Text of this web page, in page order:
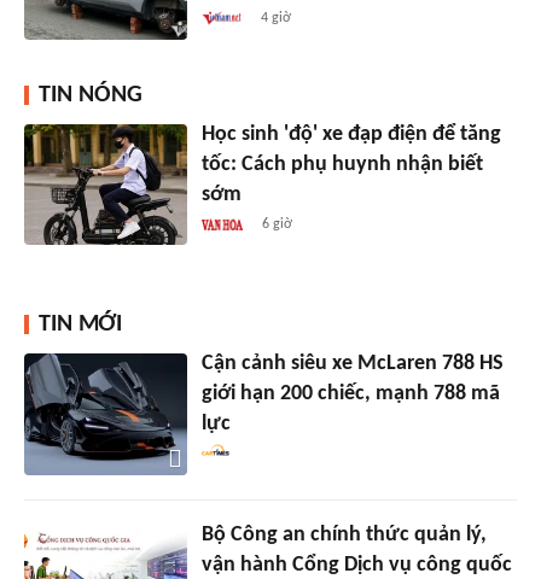
4 giờ
TIN NÓNG
Học sinh 'độ' xe đạp điện để tăng
tốc: Cách phụ huynh nhận biết
sớm
6 giờ
TIN MỚI
Cận cảnh siêu xe McLaren 788 HS
giới hạn 200 chiếc, mạnh 788 mã
lực
Bộ Công an chính thức quản lý,
vận hành Cổng Dịch vụ công quốc